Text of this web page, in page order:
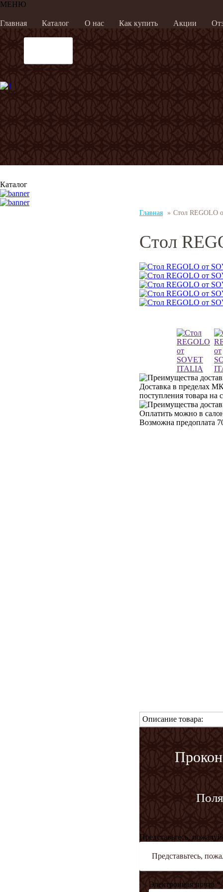
МЕНЮ
Главная Каталог О нас Как купить Акции
Каталог
Главная » Стол REGOLO
Стол
Доставка в пределах
поступления товара на
Оплатить можно в
Возможна предоплата
Описание товара:
Представьтесь,
Электронная почта *